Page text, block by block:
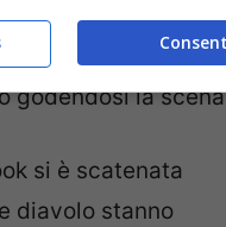
vicina alla sua,
nei guai ci è finita la
godendosi la
si è scatenata
diavolo stanno
Consent